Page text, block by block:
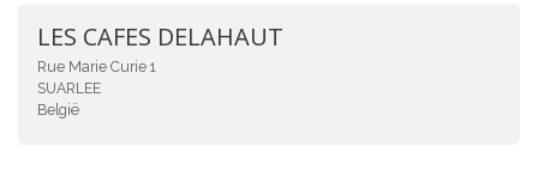
LES CAFES DELAHAUT
Rue Marie Curie 1
SUARLEE
België